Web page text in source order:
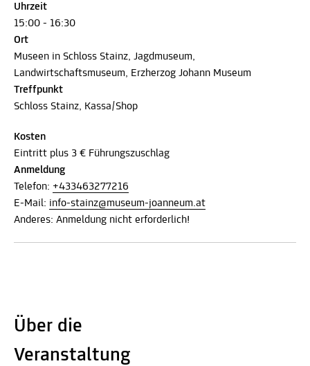
Uhrzeit
15:00 - 16:30
Ort
Museen in Schloss Stainz, Jagdmuseum,
Landwirtschaftsmuseum, Erzherzog Johann Museum
Treffpunkt
Schloss Stainz, Kassa/Shop
Kosten
Eintritt plus 3 € Führungszuschlag
Anmeldung
Telefon: +433463277216
E-Mail: info-stainz@museum-joanneum.at
Anderes: Anmeldung nicht erforderlich!
Über die
Veranstaltung